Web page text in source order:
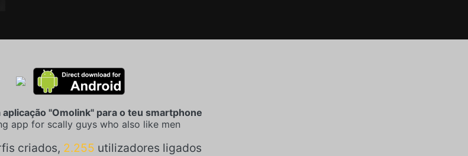
aplicação "Omolink" para o teu smartphone
app for scally guys who also like men
criados, 2.255 utilizadores ligados